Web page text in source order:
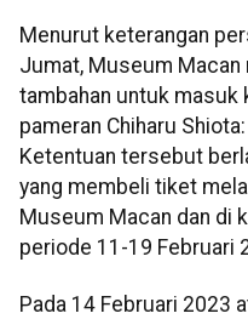
Menurut keterangan
Jumat, Museum
tambahan untuk masuk
pameran Chiharu
Ketentuan tersebut
yang membeli tiket
Museum Macan dan di
periode 11-19 Februari
Pada 14 Februari 2023